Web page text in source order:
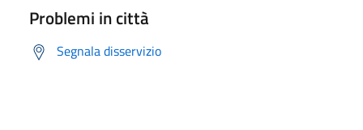
Problemi in città
Segnala disservizio